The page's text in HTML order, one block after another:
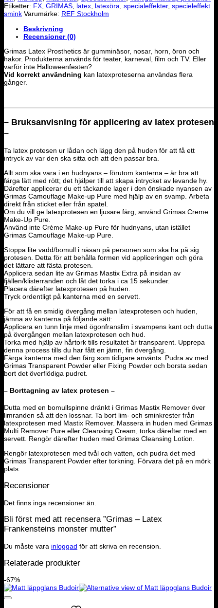
mutter
mängd
Etiketter: FX, GRIMAS, latex, latexöra, specialeffekter, specieleffekt
smink Varumärke: REF Stockholm
Beskrivning
Recensioner (0)
Grimas Latex Prosthetics är gumminäsor, nosar, horn, öron och
hakor. Produkterna används för teater, karneval, film och TV. Eller
varför inte Halloweenfesten?
Vid korrekt användning kan latexproteserna användas flera
gånger.
– Bruksanvisning för applicering av latex protesen
–
Ta latex protesen ur lådan och lägg den på huden för att få ett
intryck av var den ska sitta och att den passar bra.
Allt som ska vara i en hudnyans – förutom kanterna – är bra att
färga lätt med rött; det hjälper till att skapa intrycket av levande hy.
Därefter applicerar du ett täckande lager i den önskade nyansen av
Grimas Camouflage Make-up Pure med hjälp av en svamp. Arbeta
direkt från sticket eller från spatel.
Om du vill ge latexprotesen en ljusare färg, använd Grimas Creme
Make-Up Pure.
Använd inte Crème Make-up Pure för hudnyans, utan istället
Grimas Camouflage Make-up Pure.
Stoppa lite vadd/bomull i näsan på personen som ska ha på sig
protesen. Detta för att behålla formen vid appliceringen och göra
det lättare att fästa protesen.
Applicera sedan lite av Grimas Mastix Extra på insidan av
fjällen/klisterranden och låt det torka i ca 15 sekunder.
Placera därefter latexprotesen på huden.
Tryck ordentligt på kanterna med en servett.
För att få en smidig övergång mellan latexprotesen och huden,
jämna av kanterna på följande sätt:
Applicera en tunn linje med ögonfranslim i svampens kant och dutta
på övergången mellan latexprotesen och hud.
Torka med hjälp av hårtork tills resultatet är transparent. Upprepa
denna process tills du har fått en jämn, fin övergång.
Färga kanterna med den färg som tidigare använts. Pudra av med
Grimas Transparent Powder eller Fixing Powder och borsta sedan
bort det överflödiga pudret.
– Borttagning av latex protesen –
Dutta med en bomullspinne dränkt i Grimas Mastix Remover över
limranden så att den lossnar. Ta bort lim- och sminkrester från
latexprotesen med Mastix Remover. Massera in huden med Grimas
Multi Remover Pure eller Cleansing Cream, torka därefter med en
servett. Rengör därefter huden med Grimas Cleansing Lotion.
Rengör latexprotesen med tvål och vatten, och pudra det med
Grimas Transparent Powder efter torkning. Förvara det på en mörk
plats.
Recensioner
Det finns inga recensioner än.
Bli först med att recensera ”Grimas – Latex
Frankensteins monster mutter”
Du måste vara inloggad för att skriva en recension.
Relaterade produkter
-67%